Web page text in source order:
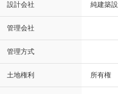
設計会社 純建築
管理会社
管理方式
土地権利 所有権